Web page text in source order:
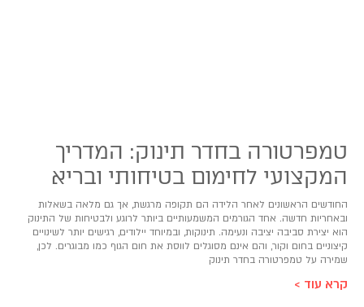
טמפרטורה בחדר תינוק: המדריך
המקצועי לחימום בטיחותי ובריא
החודשים הראשונים לאחר הלידה הם תקופה מרגשת, אך גם מלאה בשאלות
ובאחריות חדשה. אחד הגורמים המשמעותיים ביותר לרוגע ולבטיחות של התינוק
הוא יצירת סביבה יציבה ונעימה. תינוקות, ובמיוחד יילודים, רגישים יותר לשינויים
קיצוניים בחום וקור, והם אינם מסוגלים לווסת את חום הגוף כמו מבוגרים. לכן,
שמירה על טמפרטורה בחדר תינוק
קרא עוד >